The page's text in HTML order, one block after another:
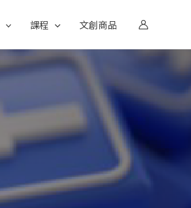
課程 文創商品